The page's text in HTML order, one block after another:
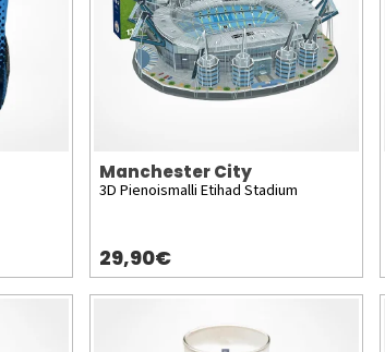
Manchester City
3D Pienoismalli Etihad Stadium
29,90€